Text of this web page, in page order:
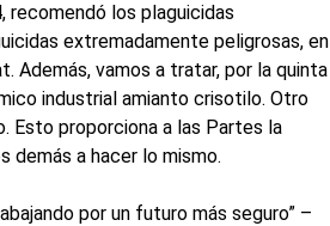
recomendó los plaguicidas
extremadamente peligrosas, en
Además, vamos a tratar, por la quinta
industrial amianto crisotilo. Otro
Esto proporciona a las Partes la
demás a hacer lo mismo.
por un futuro más seguro” –